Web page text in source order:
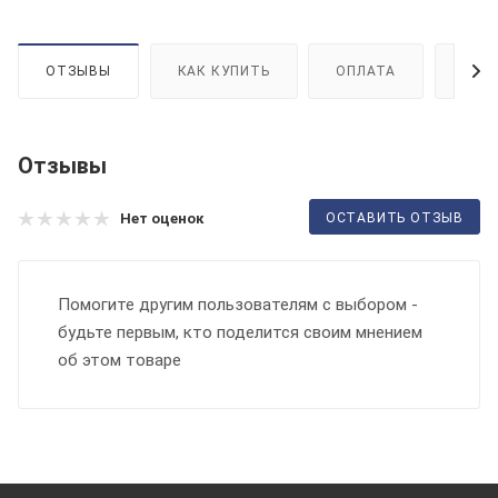
ОТЗЫВЫ КАК КУПИТЬ ОПЛАТА
Отзывы
Нет оценок ОСТАВИТЬ ОТЗЫВ
Помогите другим пользователям с выбором -
будьте первым, кто поделится своим мнением
об этом товаре